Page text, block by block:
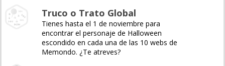
Truco o Trato Global
Tienes hasta el 1 de noviembre para
encontrar el personaje de Halloween
escondido en cada una de las 10 webs de
Memondo. ¿Te atreves?